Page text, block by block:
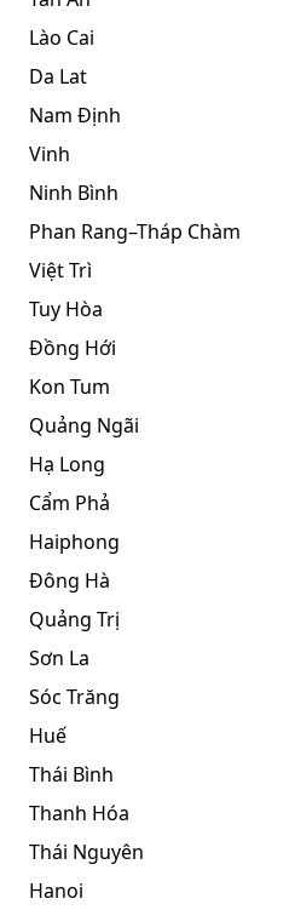
Lào Cai
Da Lat
Nam Định
Vinh
Ninh Bình
Phan Rang–Tháp Chàm
Việt Trì
Tuy Hòa
Đồng Hới
Kon Tum
Quảng Ngãi
Hạ Long
Cẩm Phả
Haiphong
Đông Hà
Quảng Trị
Sơn La
Sóc Trăng
Huế
Thái Bình
Thanh Hóa
Thái Nguyên
Hanoi